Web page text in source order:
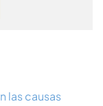
las causas